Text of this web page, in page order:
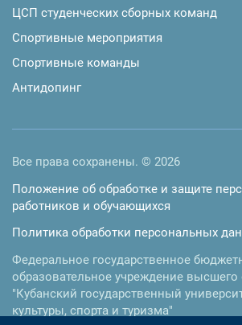
ЦСП студенческих сборных команд
Спортивные мероприятия
Спортивные команды
Антидопинг
Все права сохранены. © 2026
Положение об обработке и защите
работников и обучающихся
Политика обработки персональных
Федеральное государственное
образовательное учреждение высшего
"Кубанский государственный
культуры, спорта и туризма"